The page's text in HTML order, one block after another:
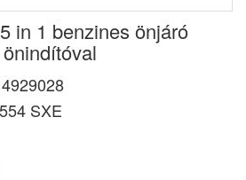
in 1 benzines önjáró
SXE